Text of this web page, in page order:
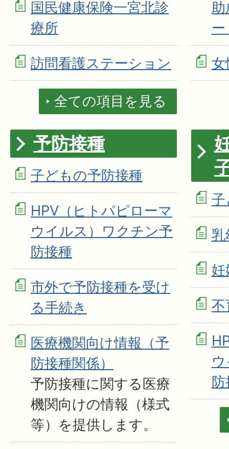
国民健康保険一宮北診
療所
訪問看護ステーション
全ての項目を見る
女
予防接種
子どもの予防接種
HPV（ヒトパピローマ
ウイルス）ワクチン予
防接種
市外で予防接種を受け
る手続き
医療機関向け情報（予
防接種関係）
予防接種に関する医療
機関向けの情報（様式
等）を提供します。
子
乳
不